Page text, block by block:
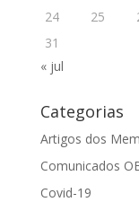
24
25
31
« jul
Categorias
Artigos dos
Comunicados
Covid-19